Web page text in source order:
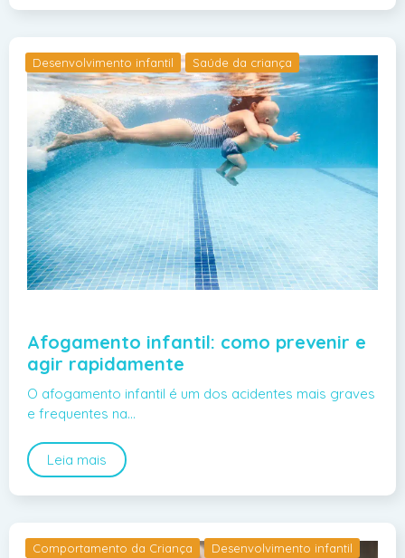
Desenvolvimento infantil Saúde da criança
Afogamento infantil: como prevenir e
agir rapidamente
O afogamento infantil é um dos acidentes mais graves
e frequentes na…
Leia mais
Comportamento da Criança Desenvolvimento infantil